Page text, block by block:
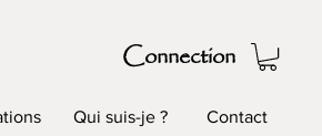
Connection
Qui suis-je ? Contact